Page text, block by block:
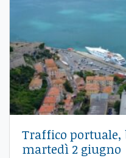
Traffico portuale,
martedì 2 giugno